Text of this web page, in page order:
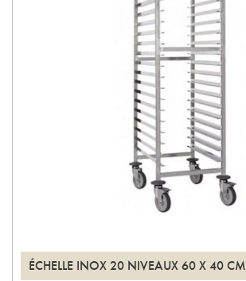
ÉCHELLE INOX 20 NIVEAUX 60 X 40 CM